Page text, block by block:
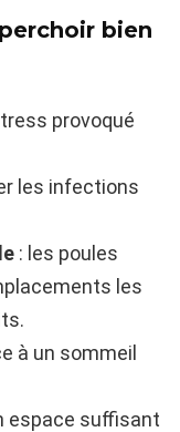
bien
provoqué
les infections
: les poules
les
à un sommeil
espace suffisant